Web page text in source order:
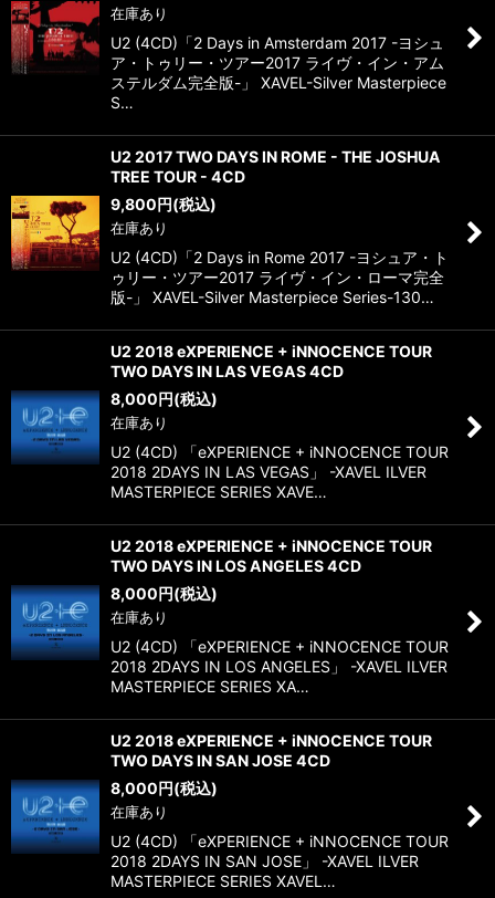
在庫あり
U2 (4CD)「2 Days in Amsterdam 2017 -ヨシュ
ア・トゥリー・ツアー2017 ライヴ・イン・アム
ステルダム完全版-」 XAVEL-Silver Masterpiece
S…
U2 2017 TWO DAYS IN ROME - THE JOSHUA
TREE TOUR - 4CD
9,800円(税込)
在庫あり
U2 (4CD)「2 Days in Rome 2017 -ヨシュア・ト
ゥリー・ツアー2017 ライヴ・イン・ローマ完全
版-」 XAVEL-Silver Masterpiece Series-130…
U2 2018 eXPERIENCE + iNNOCENCE TOUR
TWO DAYS IN LAS VEGAS 4CD
8,000円(税込)
在庫あり
U2 (4CD) 「eXPERIENCE + iNNOCENCE TOUR
2018 2DAYS IN LAS VEGAS」 -XAVEL ILVER
MASTERPIECE SERIES XAVE…
U2 2018 eXPERIENCE + iNNOCENCE TOUR
TWO DAYS IN LOS ANGELES 4CD
8,000円(税込)
在庫あり
U2 (4CD) 「eXPERIENCE + iNNOCENCE TOUR
2018 2DAYS IN LOS ANGELES」 -XAVEL ILVER
MASTERPIECE SERIES XA…
U2 2018 eXPERIENCE + iNNOCENCE TOUR
TWO DAYS IN SAN JOSE 4CD
8,000円(税込)
在庫あり
U2 (4CD) 「eXPERIENCE + iNNOCENCE TOUR
2018 2DAYS IN SAN JOSE」 -XAVEL ILVER
MASTERPIECE SERIES XAVEL…